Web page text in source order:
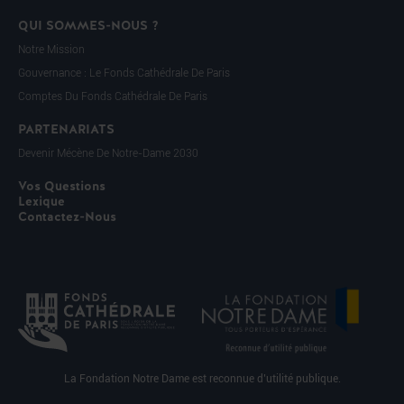
QUI SOMMES-NOUS ?
Notre Mission
Gouvernance : Le Fonds Cathédrale De Paris
Comptes Du Fonds Cathédrale De Paris
PARTENARIATS
Devenir Mécène De Notre-Dame 2030
Vos Questions
Lexique
Contactez-Nous
La Fondation Notre Dame est reconnue d’utilité publique.